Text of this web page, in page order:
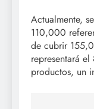
Actualmente,
110,000
de cubrir
representará
productos, un